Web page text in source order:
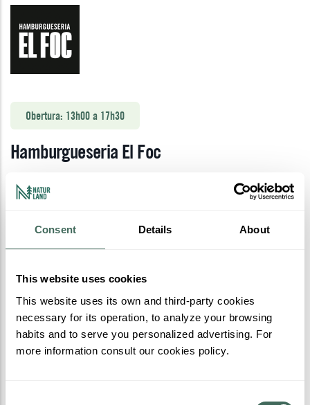
Consent Details About
This website uses cookies
This website uses its own and third-party cookies
necessary for its operation, to analyze your browsing
habits and to serve you personalized advertising. For
more information consult our cookies policy.
Obertura: 13h00 a 17h30
Hamburgueseria El Foc
Busques una autèntica experiència a cada mossegada?
d’autor, cadascuna dissenyada per sorprendre’t.
T’esperem per gaudir d’una experiència gastronòmica plena
de sabor!